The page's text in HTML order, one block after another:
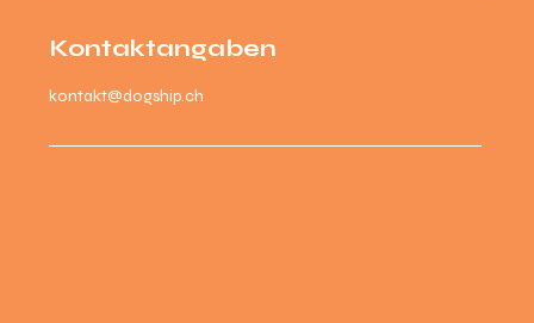
Kontaktangaben
kontakt@dogship.ch